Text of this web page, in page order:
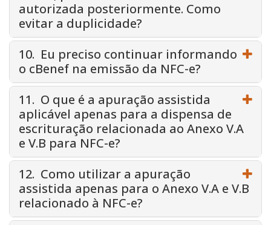
autorizada posteriormente. Como
evitar a duplicidade?
10. Eu preciso continuar informando
o cBenef na emissão da NFC-e?
11. O que é a apuração assistida
aplicável apenas para a dispensa de
escrituração relacionada ao Anexo V.A
e V.B para NFC-e?
12. Como utilizar a apuração
assistida apenas para o Anexo V.A e V.B
relacionado à NFC-e?